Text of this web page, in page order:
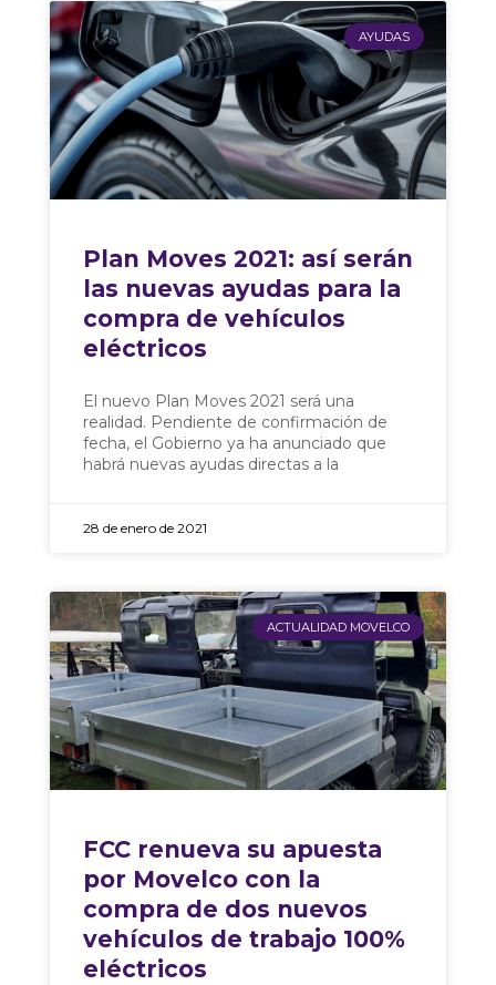
AYUDAS
Plan Moves 2021: así serán
las nuevas ayudas para la
compra de vehículos
eléctricos
El nuevo Plan Moves 2021 será una
realidad. Pendiente de confirmación de
fecha, el Gobierno ya ha anunciado que
habrá nuevas ayudas directas a la
28 de enero de 2021
ACTUALIDAD MOVELCO
FCC renueva su apuesta
por Movelco con la
compra de dos nuevos
vehículos de trabajo 100%
eléctricos